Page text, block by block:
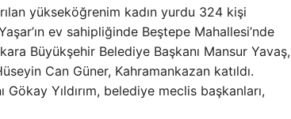
yükseköğrenim kadın yurdu 324 kişi
ev sahipliğinde Beştepe Mahallesi’nde
Büyükşehir Belediye Başkanı Mansur Yavaş,
Can Güner, Kahramankazan katıldı.
Yıldırım, belediye meclis başkanları,